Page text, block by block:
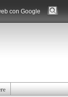
con Google